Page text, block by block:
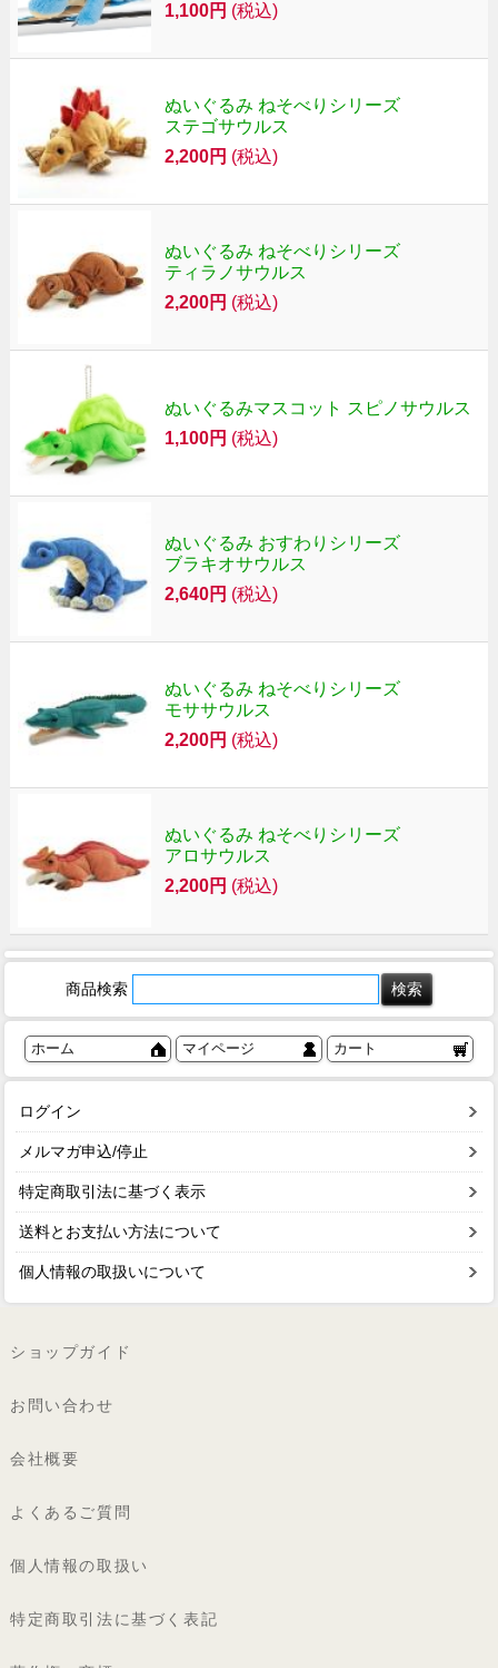
1,100円 (税込)
ぬいぐるみ ねそべりシリーズ
ステゴサウルス
2,200円 (税込)
ぬいぐるみ ねそべりシリーズ
ティラノサウルス
2,200円 (税込)
ぬいぐるみマスコット スピノサウルス
1,100円 (税込)
ぬいぐるみ おすわりシリーズ
ブラキオサウルス
2,640円 (税込)
ぬいぐるみ ねそべりシリーズ
モササウルス
2,200円 (税込)
ぬいぐるみ ねそべりシリーズ
アロサウルス
2,200円 (税込)
商品検索
ホーム マイページ カート
ログイン
メルマガ申込/停止
特定商取引法に基づく表示
送料とお支払い方法について
個人情報の取扱いについて
ショップガイド
お問い合わせ
会社概要
よくあるご質問
個人情報の取扱い
特定商取引法に基づく表記